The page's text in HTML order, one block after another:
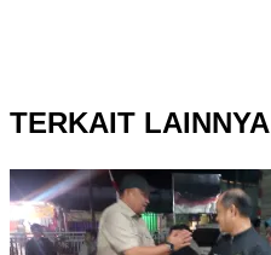
TERKAIT LAINNYA